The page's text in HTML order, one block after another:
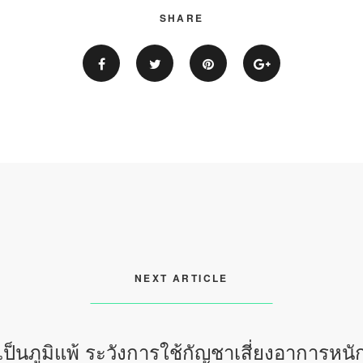
SHARE
NEXT ARTICLE
นภูมิแพ้ ระวังการใช้กัญชาเสี่ยงอาการห